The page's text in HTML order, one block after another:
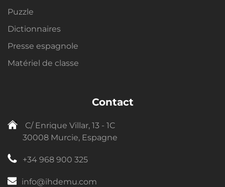
Puzzle
Dictionnaires
Presse espagnole
Matériel de classe
Contact
C/ Enrique Villar, 13 - 1C
30008 Murcie, Espagne
+34 968 900 325
info@ihdemu.com